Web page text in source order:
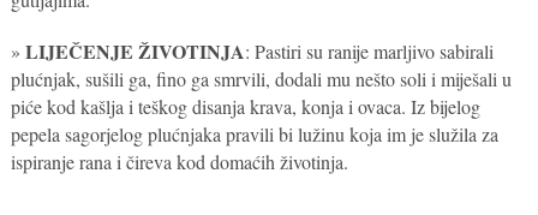
» LIJEČENJE ŽIVOTINJA: Pastiri su ranije marljivo sabirali
plućnjak, sušili ga, fino ga smrvili, dodali mu nešto soli i miješali u
piće kod kašlja i teškog disanja krava, konja i ovaca. Iz bijelog
pepela sagorjelog plućnjaka pravili bi lužinu koja im je služila za
ispiranje rana i čireva kod domaćih životinja.